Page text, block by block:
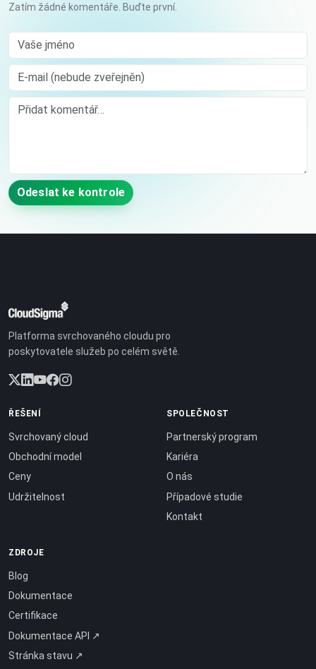
Zatím žádné komentáře. Buďte první.
Vaše jméno
E-mail (nebude zveřejněn)
Comment
Odeslat ke kontrole
Platforma svrchovaného cloudu pro
poskytovatele služeb po celém světě.
ŘEŠENÍ
Svrchovaný cloud
Obchodní model
Ceny
Udržitelnost
SPOLEČNOST
Partnerský program
Kariéra
O nás
Případové studie
Kontakt
ZDROJE
Blog
Dokumentace
Certifikace
Dokumentace API ↗
Stránka stavu ↗